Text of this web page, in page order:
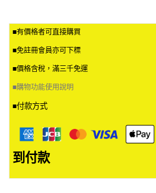
■有價格者可直接購買
■免註冊會員亦可下標
■價格含稅，滿三千免運
■購物功能使用說明
■付款方式
到付款